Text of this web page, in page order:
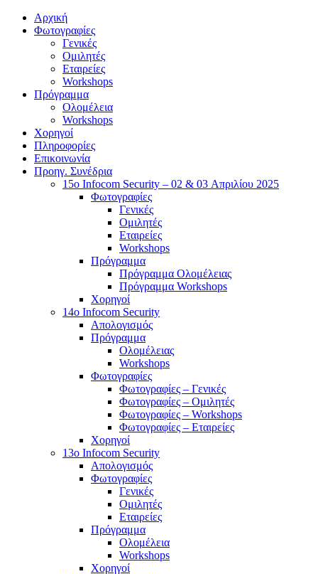
Αρχική
Φωτογραφίες
Γενικές
Ομιλητές
Εταιρείες
Workshops
Πρόγραμμα
Ολομέλεια
Workshops
Χορηγοί
Πληροφορίες
Επικοινωνία
Προηγ. Συνέδρια
15o Infocom Security – 02 & 03 Απριλίου 2025
Φωτογραφίες
Γενικές
Ομιλητές
Εταιρείες
Workshops
Πρόγραμμα
Πρόγραμμα Ολομέλειας
Πρόγραμμα Workshops
Χορηγοί
14o Infocom Security
Απολογισμός
Πρόγραμμα
Ολομέλειας
Workshops
Φωτογραφίες
Φωτογραφίες – Γενικές
Φωτογραφίες – Ομιλητές
Φωτογραφίες – Workshops
Φωτογραφίες – Εταιρείες
Χορηγοί
13o Infocom Security
Απολογισμός
Φωτογραφίες
Γενικές
Ομιλητές
Εταιρείες
Πρόγραμμα
Ολομέλεια
Workshops
Χορηγοί